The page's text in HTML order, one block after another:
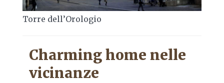
Torre dell’Orologio
Charming home nelle
vicinanze